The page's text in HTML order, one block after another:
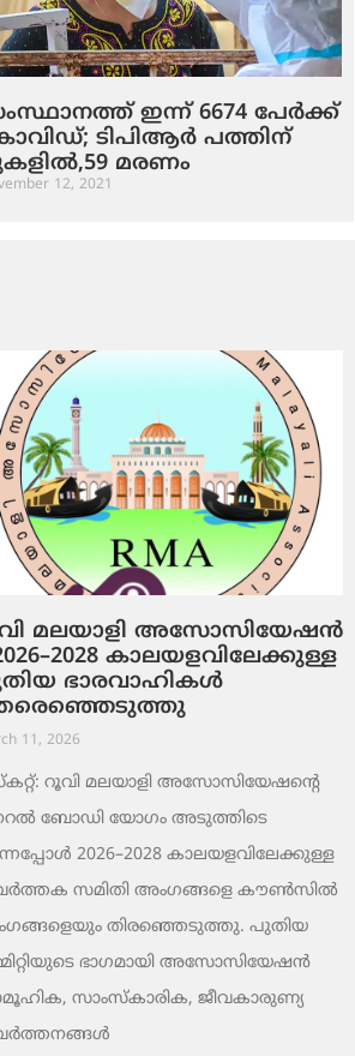
ഇന്ന് 6674 പേര്‍ക്ക്
ടിപിആര്‍ പത്തിന്
മരണം
12, 2021
മലയാളി അസോസിയേഷൻ
കാലയളവിലേക്കുള്ള
ഭാരവാഹികൾ
11, 2026
റൂവി മലയാളി അസോസിയേഷന്റെ
ബോഡി യോഗം അടുത്തിടെ
2026–2028 കാലയളവിലേക്കുള്ള
സമിതി അംഗങ്ങളെ കൗൺസിൽ
തിരഞ്ഞെടുത്തു. പുതിയ
ഭാഗമായി അസോസിയേഷൻ
സാംസ്‌കാരിക, ജീവകാരുണ്യ